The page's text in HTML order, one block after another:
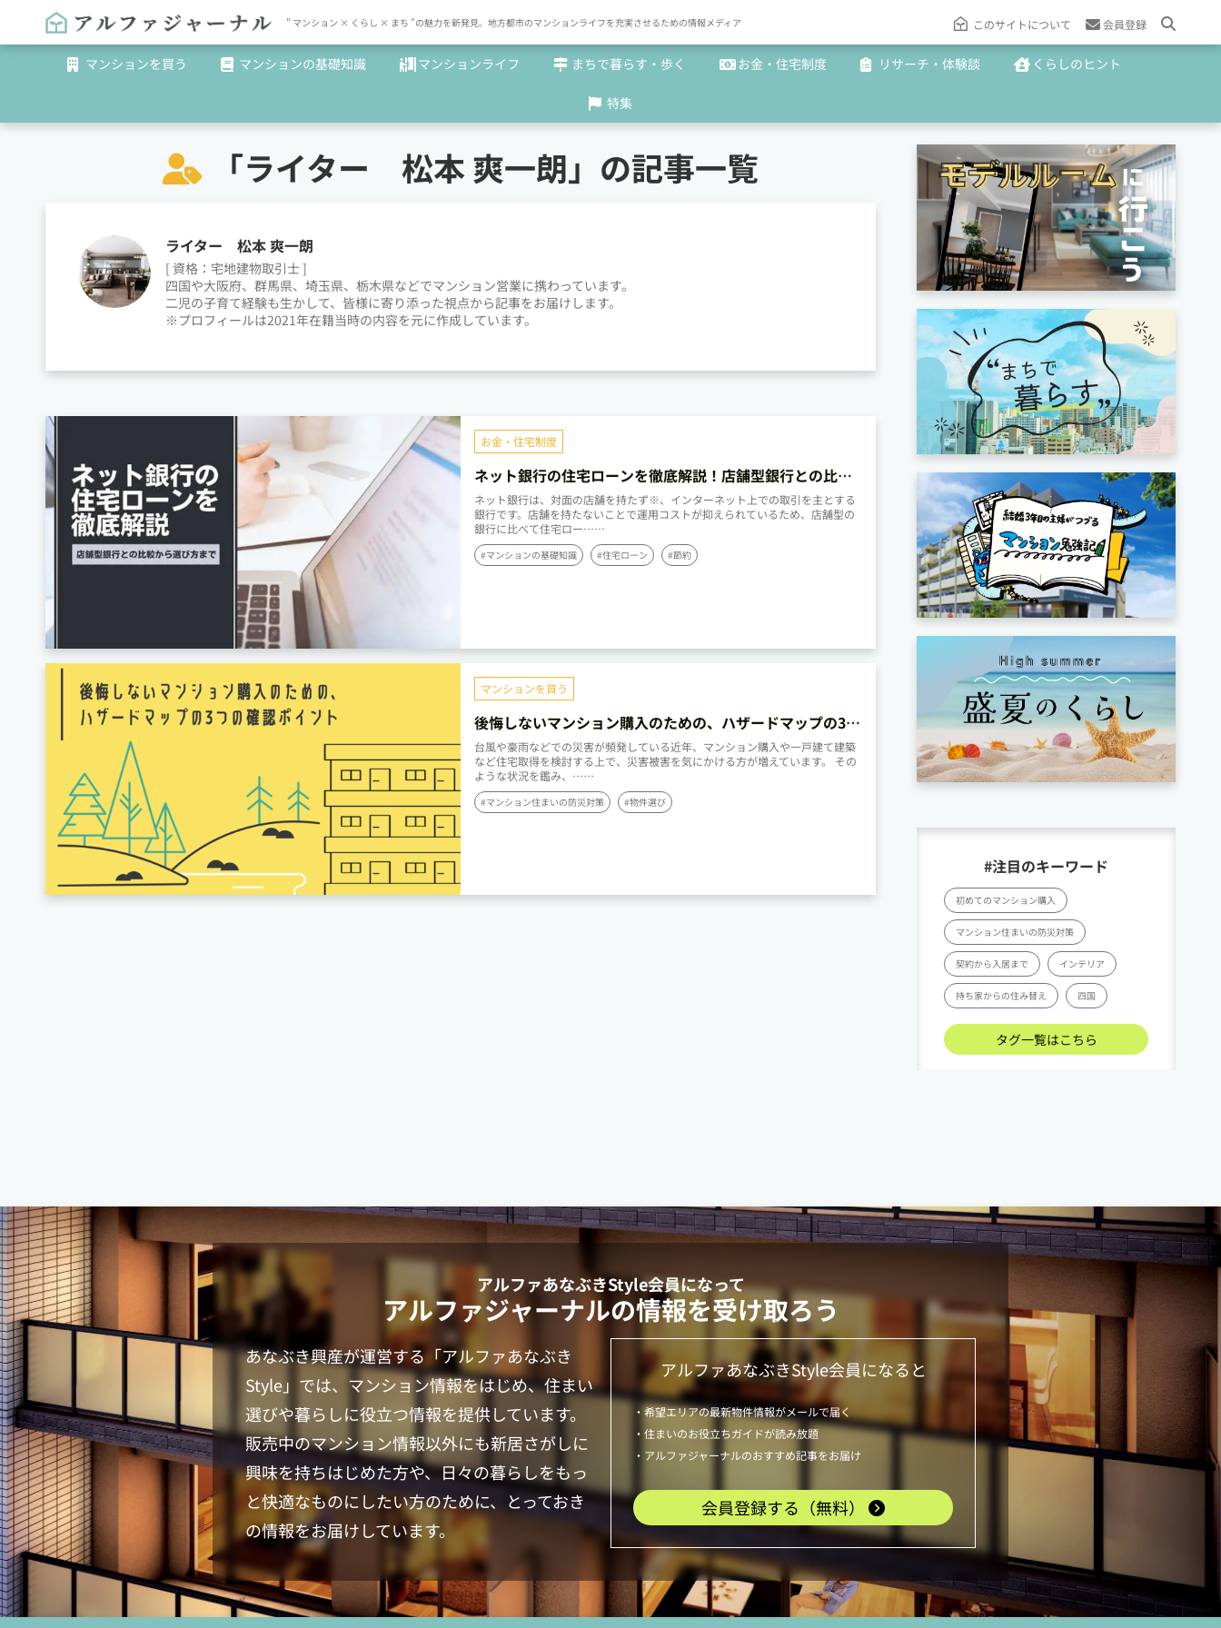
" マンション × くらし × まち "の魅力を新発見。地方都市のマンションライフを充実させるための情報メディア このサイトについて 会員登録
マンションを買う マンションの基礎知識 マンションライフ まちで暮らす・歩く お金・住宅制度 リサーチ・体験談 くらしのヒント
特集
「ライター 松本 爽一朗」の記事一覧
ライター 松本 爽一朗
[ 資格：宅地建物取引士 ]
四国や大阪府、群馬県、埼玉県、栃木県などでマンション営業に携わっています。
二児の子育て経験も生かして、皆様に寄り添った視点から記事をお届けします。
※プロフィールは2021年在籍当時の内容を元に作成しています。
お金・住宅制度
ネット銀行の住宅ローンを徹底解説！店舗型銀行との比較
から選び方まで
ネット銀行は、対面の店舗を持たず※、インターネット上での取引を主とする
銀行です。店舗を持たないことで運用コストが抑えられているため、店舗型の
銀行に比べて住宅ロー……
#マンションの基礎知識 #住宅ローン #節約
マンションを買う
後悔しないマンション購入のための、ハザードマップの3つ
の確認ポイント
台風や豪雨などでの災害が頻発している近年、マンション購入や一戸建て建築
など住宅取得を検討する上で、災害被害を気にかける方が増えています。 その
ような状況を鑑み、……
#マンション住まいの防災対策 #物件選び
#注目のキーワード
初めてのマンション購入
マンション住まいの防災対策
契約から入居まで インテリア
持ち家からの住み替え 四国
タグ一覧はこちら
アルファあなぶきStyle会員になって
アルファジャーナルの情報を受け取ろう
あなぶき興産が運営する「アルファあなぶき
Style」では、マンション情報をはじめ、住まい
選びや暮らしに役立つ情報を提供しています。
販売中のマンション情報以外にも新居さがしに
興味を持ちはじめた方や、日々の暮らしをもっ
と快適なものにしたい方のために、とっておき
の情報をお届けしています。
アルファあなぶきStyle会員になると
・希望エリアの最新物件情報がメールで届く
・住まいのお役立ちガイドが読み放題
・アルファジャーナルのおすすめ記事をお届け
会員登録する（無料）